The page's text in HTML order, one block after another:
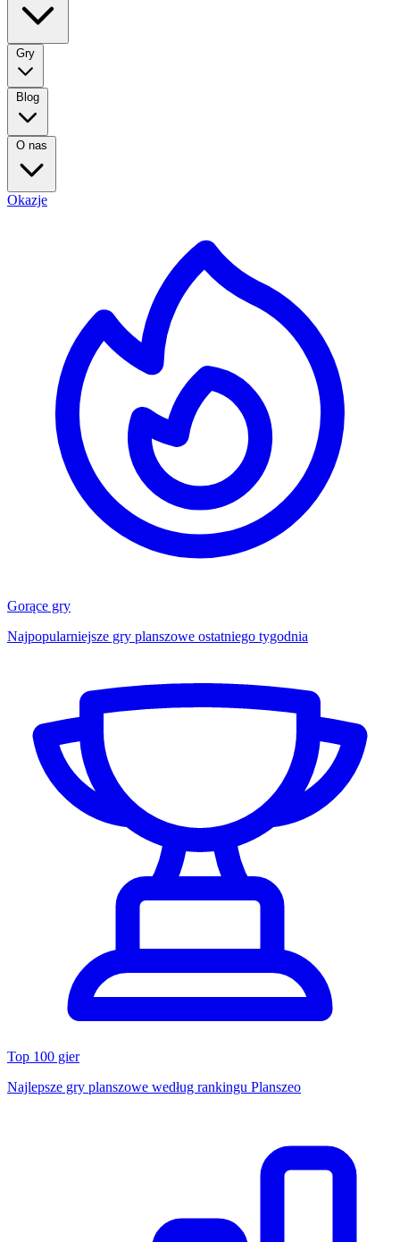
Gry
Blog
O nas
Okazje
Gorące gry
Najpopularniejsze gry planszowe ostatniego tygodnia
Top 100 gier
Najlepsze gry planszowe według rankingu Planszeo